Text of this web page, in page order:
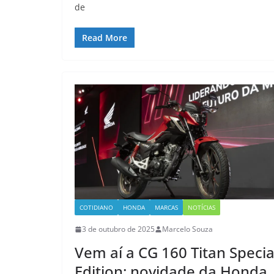
de
Read More
COTIDIANO HONDA MARCAS NOTÍCIAS
3 de outubro de 2025 Marcelo Souza
Vem aí a CG 160 Titan